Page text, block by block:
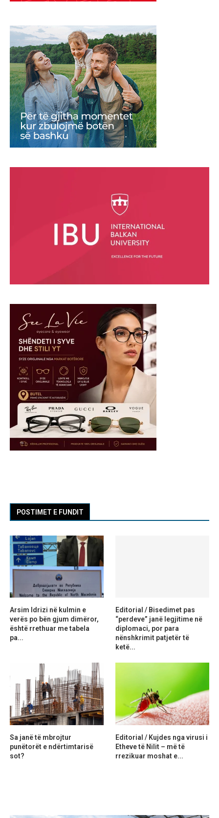
POSTIMET E FUNDIT
Arsim Idrizi në kulmin e
verës po bën gjum dimëror,
është rrethuar me tabela
pa...
Editorial / Bisedimet pas
“perdeve” janë legjitime në
diplomaci, por para
nënshkrimit patjetër të
ketë...
Sa janë të mbrojtur
punëtorët e ndërtimtarisë
sot?
Editorial / Kujdes nga virusi i
Etheve të Nilit – më të
rrezikuar moshat e...